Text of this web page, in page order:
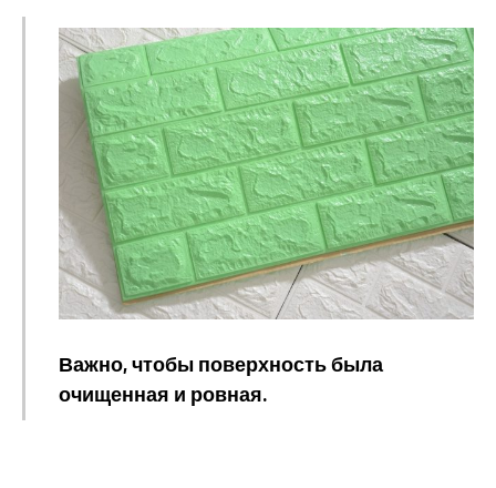
Важно, чтобы поверхность была
очищенная и ровная.